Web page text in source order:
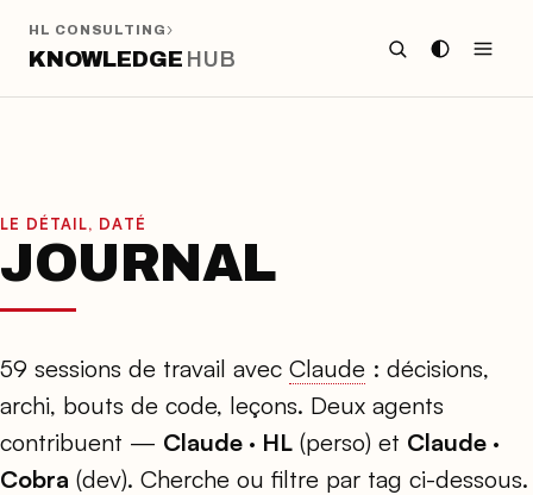
HL CONSULTING ›
KNOWLEDGE HUB
LE DÉTAIL, DATÉ
JOURNAL
59 sessions de travail avec Claude : décisions,
archi, bouts de code, leçons. Deux agents
contribuent — Claude · HL (perso) et Claude ·
Cobra (dev). Cherche ou filtre par tag ci-dessous.